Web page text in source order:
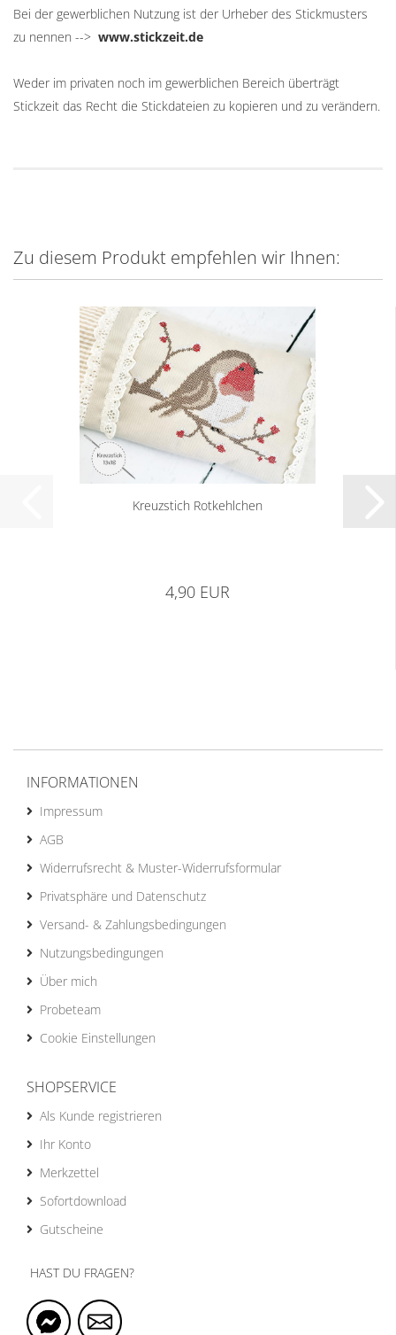
Bei der gewerblichen Nutzung ist der Urheber des Stickmusters
zu nennen --> www.stickzeit.de
Weder im privaten noch im gewerblichen Bereich überträgt
Stickzeit das Recht die Stickdateien zu kopieren und zu verändern.
Zu diesem Produkt empfehlen wir Ihnen:
Kreuzstich Rotkehlchen
4,90 EUR
INFORMATIONEN
Impressum
AGB
Widerrufsrecht & Muster-Widerrufsformular
Privatsphäre und Datenschutz
Versand- & Zahlungsbedingungen
Nutzungsbedingungen
Über mich
Probeteam
Cookie Einstellungen
SHOPSERVICE
Als Kunde registrieren
Ihr Konto
Merkzettel
Sofortdownload
Gutscheine
HAST DU FRAGEN?